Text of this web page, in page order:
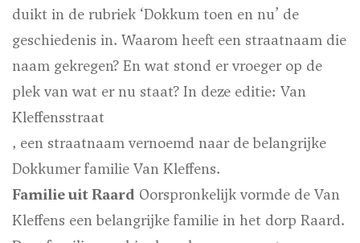
duikt in de rubriek ‘Dokkum toen en nu’ de
geschiedenis in. Waarom heeft een straatnaam die
naam gekregen? En wat stond er vroeger op de
plek van wat er nu staat? In deze editie: Van
Kleffensstraat
, een straatnaam vernoemd naar de belangrijke
Dokkumer familie Van Kleffens.
Familie uit Raard Oorspronkelijk vormde de Van
Kleffens een belangrijke familie in het dorp Raard.